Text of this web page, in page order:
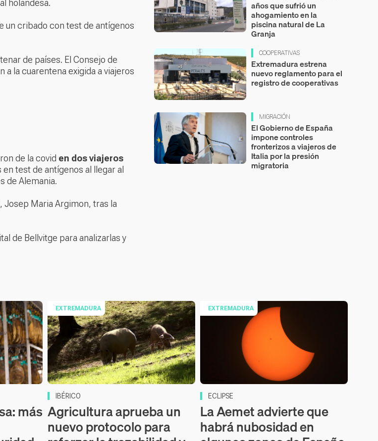
holandesa.
un cribado con test de antígenos
de países. El Consejo de
la cuarentena exigida a viajeros
de la covid en dos viajeros
test de antígenos al llegar al
de Alemania.
Josep Maria Argimon, tras la
de Bellvitge para analizarlas y
años que sufrió un
ahogamiento en la
piscina natural de La
Granja
COOPERATIVAS
Extremadura estrena
nuevo reglamento para el
registro de cooperativas
MIGRACIÓN
El Gobierno de España
impone controles
fronterizos a viajeros de
Italia por la presión
migratoria
más
EXTREMADURA
IBÉRICO
Agricultura aprueba un
nuevo protocolo para
EXTREMADURA
ECLIPSE
La Aemet advierte que
habrá nubosidad en